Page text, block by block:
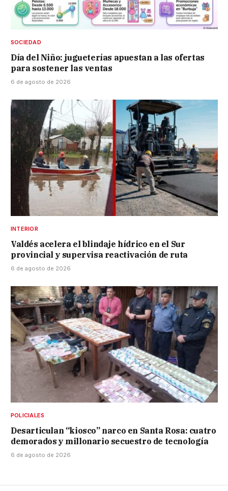
SOCIEDAD
Día del Niño: jugueterías apuestan a las ofertas
para sostener las ventas
6 de agosto de 2026
INTERIOR
Valdés acelera el blindaje hídrico en el Sur
provincial y supervisa reactivación de ruta
6 de agosto de 2026
POLICIALES
Desarticulan “kiosco” narco en Santa Rosa: cuatro
demorados y millonario secuestro de tecnología
6 de agosto de 2026